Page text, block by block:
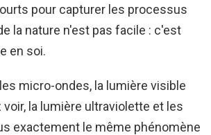
pour capturer les processus
la nature n'est pas facile : c'est
en soi.
micro-ondes, la lumière visible
la lumière ultraviolette et les
exactement le même phénomène